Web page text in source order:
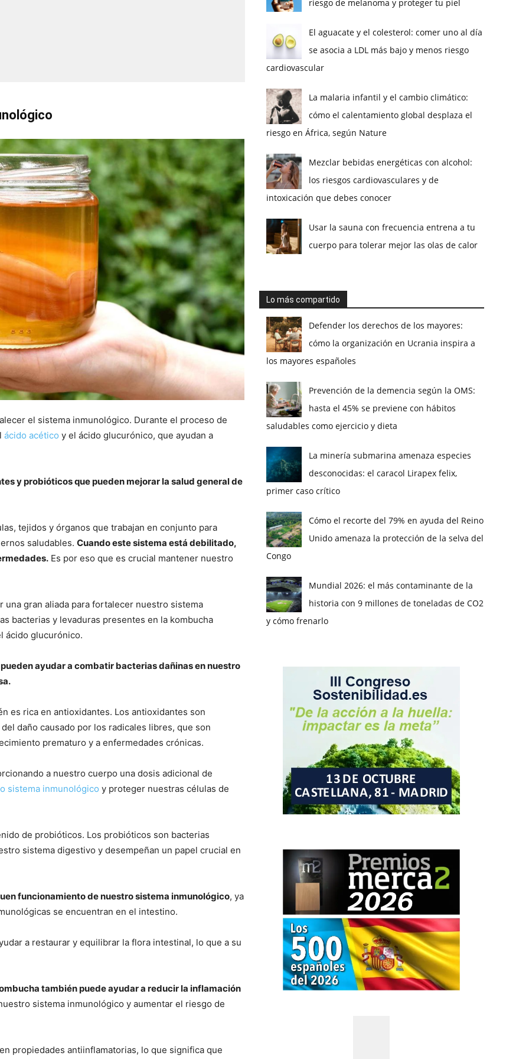
el sistema inmunológico. Durante el proceso de
ácido acético y el ácido glucurónico, que ayudan a
y probióticos que pueden mejorar la salud general de
tejidos y órganos que trabajan en conjunto para
saludables. Cuando este sistema está debilitado,
Es por eso que es crucial mantener nuestro
una gran aliada para fortalecer nuestro sistema
bacterias y levaduras presentes en la kombucha
ácido glucurónico.
ayudar a combatir bacterias dañinas en nuestro
es rica en antioxidantes. Los antioxidantes son
daño causado por los radicales libres, que son
prematuro y a enfermedades crónicas.
a nuestro cuerpo una dosis adicional de
sistema inmunológico y proteger nuestras células de
de probióticos. Los probióticos son bacterias
sistema digestivo y desempeñan un papel crucial en
funcionamiento de nuestro sistema inmunológico, ya
se encuentran en el intestino.
a restaurar y equilibrar la flora intestinal, lo que a su
también puede ayudar a reducir la inflamación
sistema inmunológico y aumentar el riesgo de
propiedades antiinflamatorias, lo que significa que
riesgo de melanoma y proteger tu piel
El aguacate y el colesterol: comer uno al día
se asocia a LDL más bajo y menos riesgo
cardiovascular
La malaria infantil y el cambio climático:
cómo el calentamiento global desplaza el
riesgo en África, según Nature
Mezclar bebidas energéticas con alcohol:
los riesgos cardiovasculares y de
intoxicación que debes conocer
Usar la sauna con frecuencia entrena a tu
cuerpo para tolerar mejor las olas de calor
Lo más compartido
Defender los derechos de los mayores:
cómo la organización en Ucrania inspira a
los mayores españoles
Prevención de la demencia según la OMS:
hasta el 45% se previene con hábitos
saludables como ejercicio y dieta
La minería submarina amenaza especies
desconocidas: el caracol Lirapex felix,
primer caso crítico
Cómo el recorte del 79% en ayuda del Reino
Unido amenaza la protección de la selva del
Congo
Mundial 2026: el más contaminante de la
historia con 9 millones de toneladas de CO2
y cómo frenarlo